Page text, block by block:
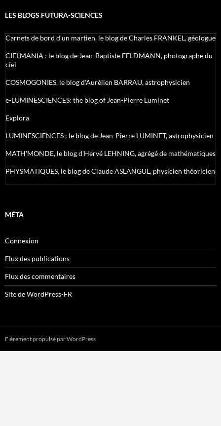
LES BLOGS FUTURA-SCIENCES
Carnets de bord d’un martien, le blog de Charles FRANKEL, géologue
CIELMANIA : le blog de Jean-Baptiste FELDMANN, photographe du
ciel
COSMOGONIES, le blog d'Aurélien BARRAU, astrophysicien
e-LUMINESCIENCES: the blog of Jean-Pierre Luminet
Explora
LUMINESCIENCES : le blog de Jean-Pierre LUMINET, astrophysicien
MATH'MONDE, le blog d'Hervé LEHNING, agrégé de mathématiques
PHYSMATIQUES, le blog de Claude ASLANGUL, physicien théoricien
MÉTA
Connexion
Flux des publications
Flux des commentaires
Site de WordPress-FR
Fièrement propulsé par WordPress